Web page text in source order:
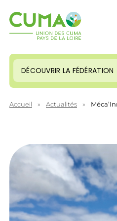
DÉCOUVRIR LA FÉDÉRATION
Accueil » Actualités »